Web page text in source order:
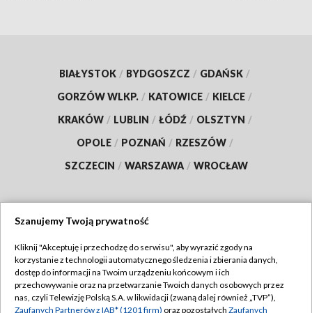
BIAŁYSTOK / BYDGOSZCZ / GDAŃSK /
GORZÓW WLKP. / KATOWICE / KIELCE /
KRAKÓW / LUBLIN / ŁÓDŹ / OLSZTYN /
OPOLE / POZNAŃ / RZESZÓW /
SZCZECIN / WARSZAWA / WROCŁAW
TVP
Abonament TVP
Emisja w TVP
Regulamin TVP
Szanujemy Twoją prywatność
Kliknij "Akceptuję i przechodzę do serwisu", aby wyrazić zgody na
korzystanie z technologii automatycznego śledzenia i zbierania danych,
dostęp do informacji na Twoim urządzeniu końcowym i ich
przechowywanie oraz na przetwarzanie Twoich danych osobowych przez
nas, czyli Telewizję Polską S.A. w likwidacji (zwaną dalej również „TVP”),
Zaufanych Partnerów z IAB* (1201 firm) oraz pozostałych Zaufanych